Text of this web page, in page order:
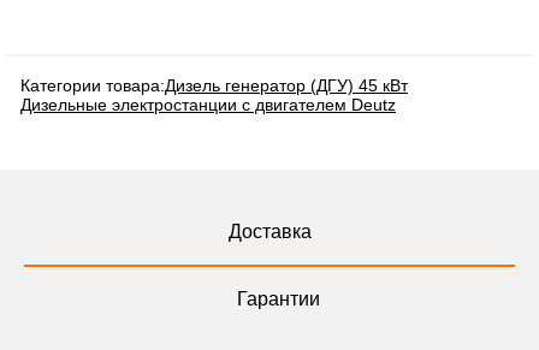
Категории товара:Дизель генератор (ДГУ) 45 кВт
Дизельные электростанции с двигателем Deutz
Доставка
Гарантии